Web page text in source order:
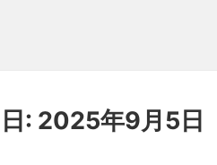
日: 2025年9月5日